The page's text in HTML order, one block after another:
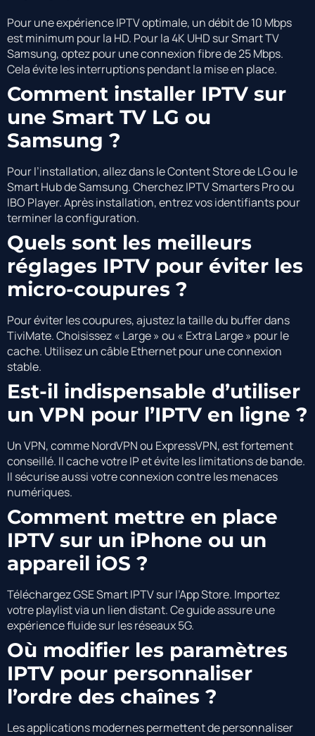
Pour une expérience IPTV optimale, un débit de 10 Mbps
est minimum pour la HD. Pour la 4K UHD sur Smart TV
Samsung, optez pour une connexion fibre de 25 Mbps.
Cela évite les interruptions pendant la mise en place.
Comment installer IPTV sur
une Smart TV LG ou
Samsung ?
Pour l’installation, allez dans le Content Store de LG ou le
Smart Hub de Samsung. Cherchez IPTV Smarters Pro ou
IBO Player. Après installation, entrez vos identifiants pour
terminer la configuration.
Quels sont les meilleurs
réglages IPTV pour éviter les
micro-coupures ?
Pour éviter les coupures, ajustez la taille du buffer dans
TiviMate. Choisissez « Large » ou « Extra Large » pour le
cache. Utilisez un câble Ethernet pour une connexion
stable.
Est-il indispensable d’utiliser
un VPN pour l’IPTV en ligne ?
Un VPN, comme NordVPN ou ExpressVPN, est fortement
conseillé. Il cache votre IP et évite les limitations de bande.
Il sécurise aussi votre connexion contre les menaces
numériques.
Comment mettre en place
IPTV sur un iPhone ou un
appareil iOS ?
Téléchargez GSE Smart IPTV sur l’App Store. Importez
votre playlist via un lien distant. Ce guide assure une
expérience fluide sur les réseaux 5G.
Où modifier les paramètres
IPTV pour personnaliser
l’ordre des chaînes ?
Les applications modernes permettent de personnaliser